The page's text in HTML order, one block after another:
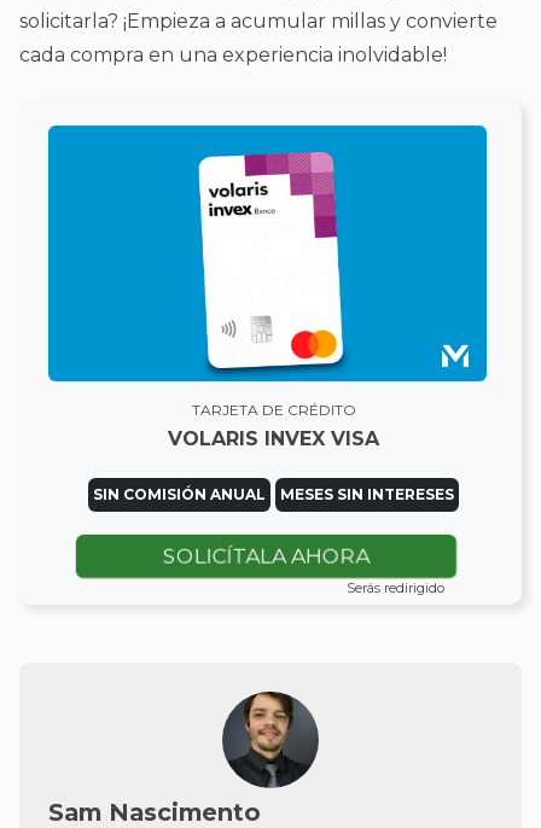
solicitarla? ¡Empieza a acumular millas y convierte
cada compra en una experiencia inolvidable!
TARJETA DE CRÉDITO
VOLARIS INVEX VISA
SIN COMISIÓN ANUAL MESES SIN INTERESES
SOLICÍTALA AHORA
Serás redirigido
Sam Nascimento